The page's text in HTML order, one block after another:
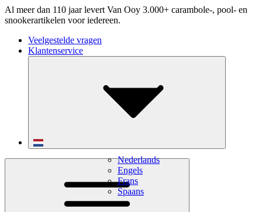
Al meer dan 110 jaar levert Van Ooy 3.000+ carambole-, pool- en
snookerartikelen voor iedereen.
Veelgestelde vragen
Klantenservice
Nederlands
Engels
Frans
Spaans